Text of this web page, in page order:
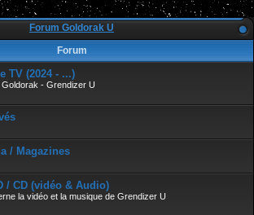
Forum Goldorak U
Forum
TV (2024 - ...)
- Grendizer U
/ Magazines
/ CD (vidéo & Audio)
la vidéo et la musique de Grendizer U